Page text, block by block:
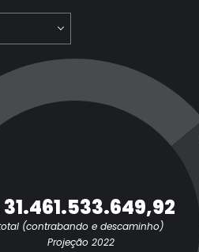
31.461.533.649,92
(contrabando e descaminho)
Projeção 2022